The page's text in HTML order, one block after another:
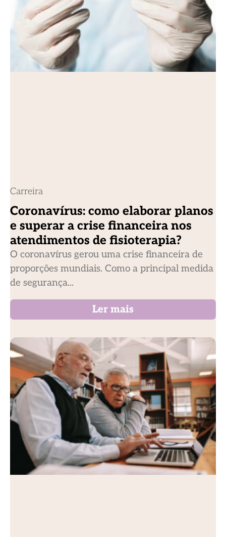
Carreira
Coronavírus: como elaborar planos
e superar a crise financeira nos
atendimentos de fisioterapia?
O coronavírus gerou uma crise financeira de
proporções mundiais. Como a principal medida
de segurança...
Ler mais